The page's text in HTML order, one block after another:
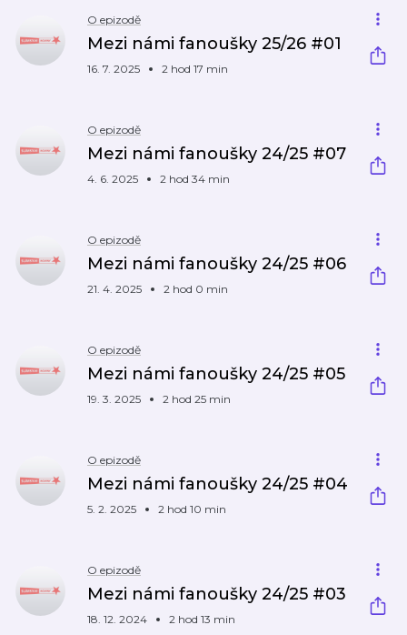
O epizodě
Mezi námi fanoušky 25/26 #01
16. 7. 2025 2 hod 17 min
O epizodě
Mezi námi fanoušky 24/25 #07
4. 6. 2025 2 hod 34 min
O epizodě
Mezi námi fanoušky 24/25 #06
21. 4. 2025 2 hod 0 min
O epizodě
Mezi námi fanoušky 24/25 #05
19. 3. 2025 2 hod 25 min
O epizodě
Mezi námi fanoušky 24/25 #04
5. 2. 2025 2 hod 10 min
O epizodě
Mezi námi fanoušky 24/25 #03
18. 12. 2024 2 hod 13 min